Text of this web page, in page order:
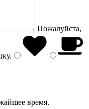
Пожалуйста,
.
время.